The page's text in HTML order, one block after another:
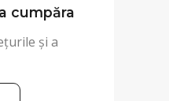
cumpăra
și a